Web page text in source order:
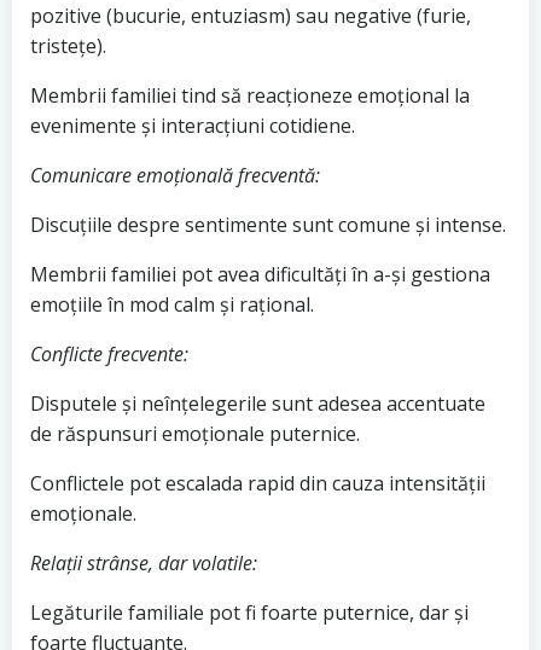
pozitive (bucurie, entuziasm) sau negative (furie,
tristețe).
Membrii familiei tind să reacționeze emoțional la
evenimente și interacțiuni cotidiene.
Comunicare emoțională frecventă:
Discuțiile despre sentimente sunt comune și intense.
Membrii familiei pot avea dificultăți în a-și gestiona
emoțiile în mod calm și rațional.
Conflicte frecvente:
Disputele și neînțelegerile sunt adesea accentuate
de răspunsuri emoționale puternice.
Conflictele pot escalada rapid din cauza intensității
emoționale.
Relații strânse, dar volatile:
Legăturile familiale pot fi foarte puternice, dar și
foarte fluctuante.